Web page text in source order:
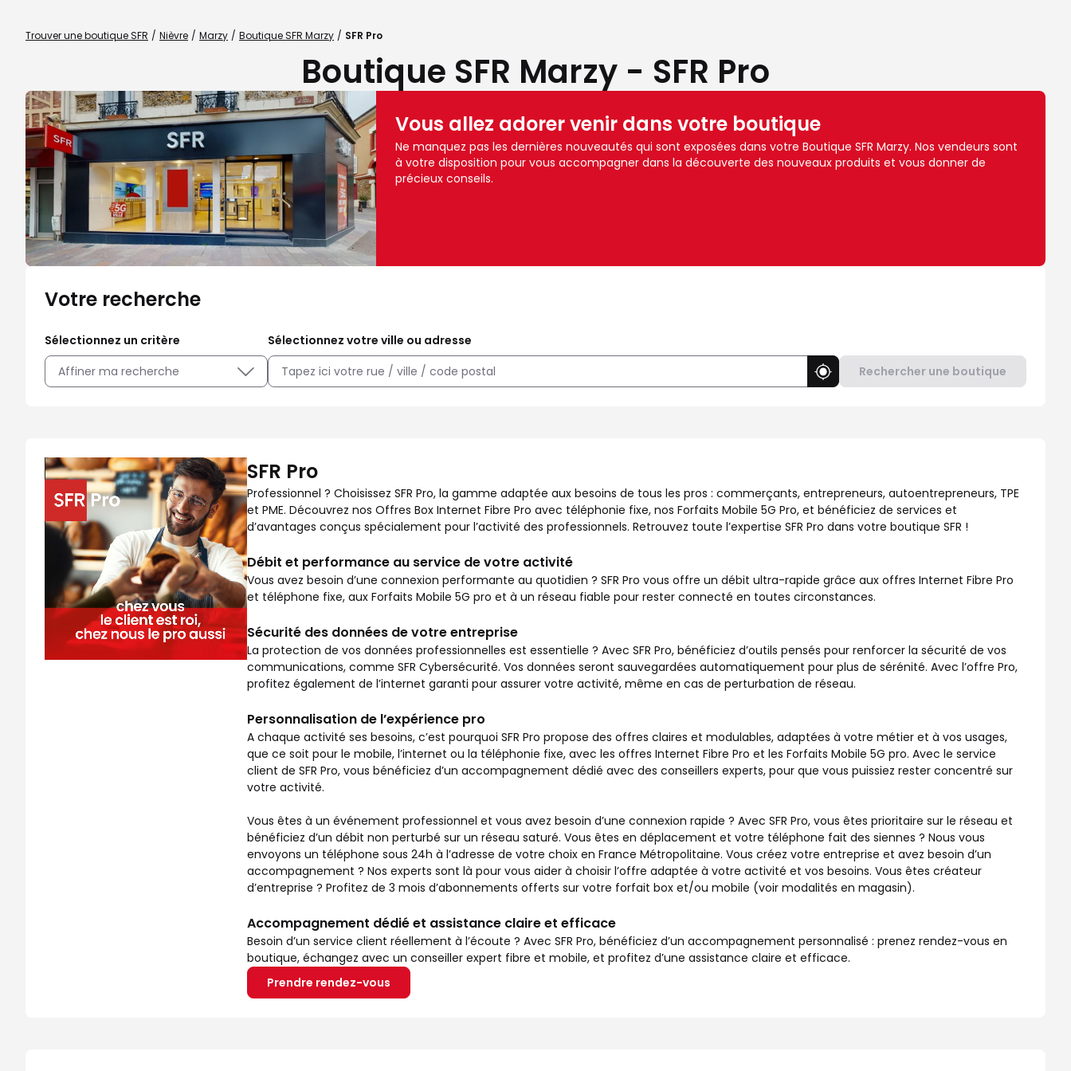
Trouver une boutique SFR Nièvre Marzy Boutique SFR Marzy SFR Pro
Boutique SFR Marzy - SFR Pro
Vous allez adorer venir dans votre boutique
Ne manquez pas les dernières nouveautés qui sont exposées dans votre Boutique SFR Marzy. Nos vendeurs sont
à votre disposition pour vous accompagner dans la découverte des nouveaux produits et vous donner de
précieux conseils.
Votre recherche
Sélectionnez un critère
Affiner ma recherche
Sélectionnez votre ville ou adresse
Utiliser ma position
Rechercher une boutique
SFR Pro
Professionnel ? Choisissez SFR Pro, la gamme adaptée aux besoins de tous les pros : commerçants, entrepreneurs, autoentrepreneurs, TPE
et PME. Découvrez nos Offres Box Internet Fibre Pro avec téléphonie fixe, nos Forfaits Mobile 5G Pro, et bénéficiez de services et
d’avantages conçus spécialement pour l’activité des professionnels. Retrouvez toute l’expertise SFR Pro dans votre boutique SFR !
Débit et performance au service de votre activité
Vous avez besoin d’une connexion performante au quotidien ? SFR Pro vous offre un débit ultra-rapide grâce aux offres Internet Fibre Pro
et téléphone fixe, aux Forfaits Mobile 5G pro et à un réseau fiable pour rester connecté en toutes circonstances.
Sécurité des données de votre entreprise
La protection de vos données professionnelles est essentielle ? Avec SFR Pro, bénéficiez d’outils pensés pour renforcer la sécurité de vos
communications, comme SFR Cybersécurité. Vos données seront sauvegardées automatiquement pour plus de sérénité. Avec l’offre Pro,
profitez également de l’internet garanti pour assurer votre activité, même en cas de perturbation de réseau.
Personnalisation de l’expérience pro
A chaque activité ses besoins, c’est pourquoi SFR Pro propose des offres claires et modulables, adaptées à votre métier et à vos usages,
que ce soit pour le mobile, l’internet ou la téléphonie fixe, avec les offres Internet Fibre Pro et les Forfaits Mobile 5G pro. Avec le service
client de SFR Pro, vous bénéficiez d’un accompagnement dédié avec des conseillers experts, pour que vous puissiez rester concentré sur
votre activité.
Vous êtes à un événement professionnel et vous avez besoin d’une connexion rapide ? Avec SFR Pro, vous êtes prioritaire sur le réseau et
bénéficiez d’un débit non perturbé sur un réseau saturé. Vous êtes en déplacement et votre téléphone fait des siennes ? Nous vous
envoyons un téléphone sous 24h à l’adresse de votre choix en France Métropolitaine. Vous créez votre entreprise et avez besoin d’un
accompagnement ? Nos experts sont là pour vous aider à choisir l’offre adaptée à votre activité et vos besoins. Vous êtes créateur
d’entreprise ? Profitez de 3 mois d’abonnements offerts sur votre forfait box et/ou mobile (voir modalités en magasin).
Accompagnement dédié et assistance claire et efficace
Besoin d’un service client réellement à l’écoute ? Avec SFR Pro, bénéficiez d’un accompagnement personnalisé : prenez rendez-vous en
boutique, échangez avec un conseiller expert fibre et mobile, et profitez d’une assistance claire et efficace.
Prendre rendez-vous
Professionnel ? Choisissez SFR Pro, la gamme adaptée aux besoins de tous les pros : commerçants, entrepreneurs, autoentrepreneurs, TPE et PME. Découvrez nos Offres Box